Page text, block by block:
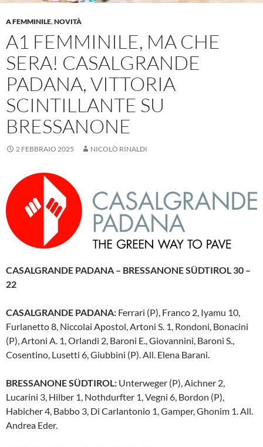
A FEMMINILE,NOVITÀ
A1 FEMMINILE, MA CHE
SERA! CASALGRANDE
PADANA, VITTORIA
SCINTILLANTE SU
BRESSANONE
2 FEBBRAIO 2025 NICOLÒ RINALDI
CASALGRANDE PADANA – BRESSANONE SÜDTIROL 30 –
22
CASALGRANDE PADANA: Ferrari (P), Franco 2, Iyamu 10,
Furlanetto 8, Niccolai Apostol, Artoni S. 1, Rondoni, Bonacini
(P), Artoni A. 1, Orlandi 2, Baroni E., Giovannini, Baroni S.,
Cosentino, Lusetti 6, Giubbini (P). All. Elena Barani.
BRESSANONE SÜDTIROL: Unterweger (P), Aichner 2,
Lucarini 3, Hilber 1, Nothdurfter 1, Vegni 6, Bordon (P),
Habicher 4, Babbo 3, Di Carlantonio 1, Gamper, Ghonim 1. All.
Andrea Eder.